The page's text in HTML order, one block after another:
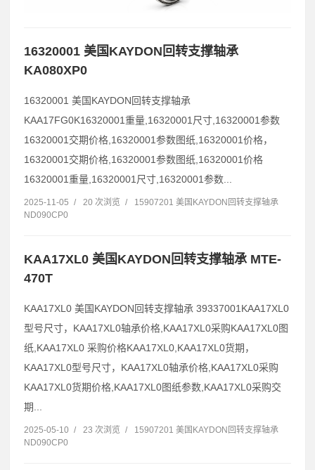
16320001 美国KAYDON回转支撑轴承
KA080XP0
16320001 美国KAYDON回转支撑轴承
KAA17FG0K16320001重量,16320001尺寸,16320001参数
16320001交期价格,16320001参数图纸,16320001价格，
16320001交期价格,16320001参数图纸,16320001价格
16320001重量,16320001尺寸,16320001参数...
2025-11-05 / 20 次浏览 /
15907201 美国KAYDON回转支撑轴承
ND090CP0
KAA17XL0 美国KAYDON回转支撑轴承 MTE-
470T
KAA17XL0 美国KAYDON回转支撑轴承 39337001KAA17XL0
型号尺寸，KAA17XL0轴承价格,KAA17XL0采购KAA17XL0图
纸,KAA17XL0 采购价格KAA17XL0,KAA17XL0货期，
KAA17XL0型号尺寸，KAA17XL0轴承价格,KAA17XL0采购
KAA17XL0货期价格,KAA17XL0图纸参数,KAA17XL0采购交
期...
2025-05-10 / 23 次浏览 /
15907201 美国KAYDON回转支撑轴承
ND090CP0